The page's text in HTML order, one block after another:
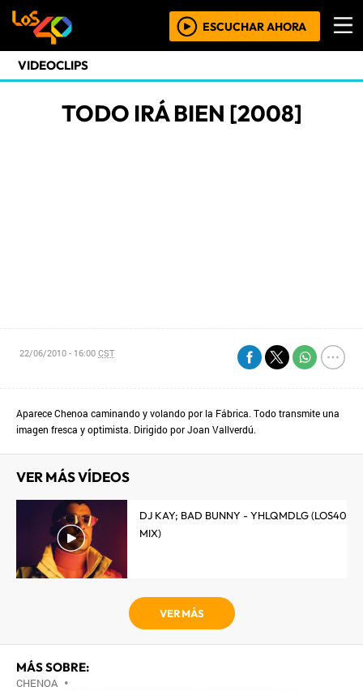
ESCUCHAR AHORA
VIDEOCLIPS
TODO IRÁ BIEN [2008]
22/06/2010 - 16:00CST
Aparece Chenoa caminando y volando por la Fábrica. Todo transmite una
imagen fresca y optimista. Dirigido por Joan Vallverdú.
VER MÁS VÍDEOS
DJ KAY; BAD BUNNY - YHLQMDLG (LOS40
MIX)
VER MÁS
MÁS SOBRE:
CHENOA •